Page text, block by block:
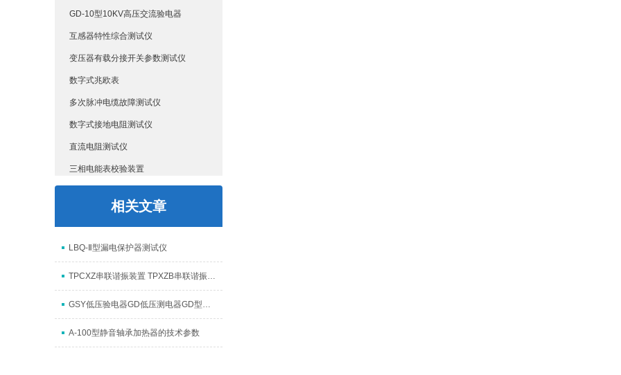
GD-10型10KV高压交流验电器
互感器特性综合测试仪
变压器有载分接开关参数测试仪
数字式兆欧表
多次脉冲电缆故障测试仪
数字式接地电阻测试仪
直流电阻测试仪
三相电能表校验装置
介质损耗测试仪
HD3315电容电感测试仪
多功能矢量分析仪
互感器校验仪
相关文章
LBQ-Ⅱ型漏电保护器测试仪
TPCXZ串联谐振装置 TPXZB串联谐振成套装置
GSY低压验电器GD低压测电器GD型低压验电器GD低压验电器
A-100型静音轴承加热器的技术参数